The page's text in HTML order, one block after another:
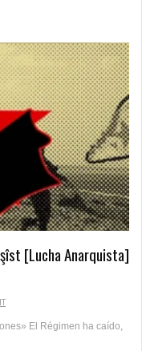
[Lucha Anarquista]
El Régimen ha caído,